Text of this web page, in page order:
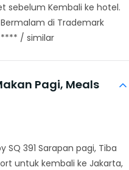
sebelum Kembali ke hotel.
di Trademark
/ similar
Pagi, Meals
SQ 391 Sarapan pagi, Tiba
untuk kembali ke Jakarta,